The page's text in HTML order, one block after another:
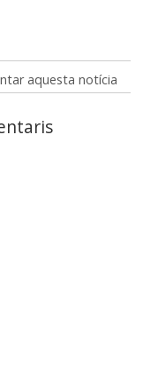
aquesta notícia